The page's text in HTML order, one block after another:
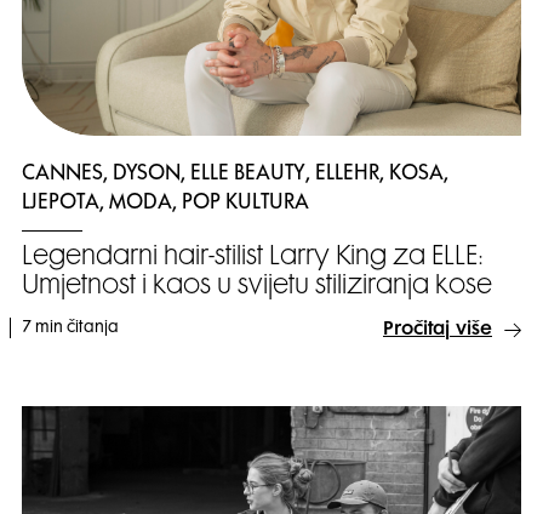
CANNES, DYSON, ELLE BEAUTY, ELLEHR, KOSA,
LJEPOTA, MODA, POP KULTURA
Legendarni hair-stilist Larry King za ELLE:
Umjetnost i kaos u svijetu stiliziranja kose
7 min čitanja Pročitaj više